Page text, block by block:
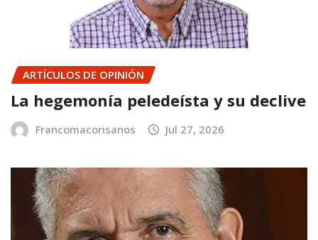
ARTÍCULOS DE OPINIÓN
La hegemonía peledeísta y su declive
Francomacorisanos Jul 27, 2026